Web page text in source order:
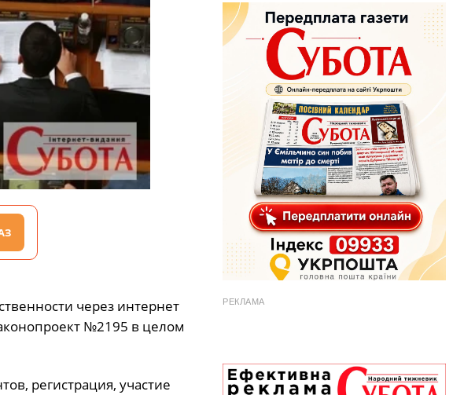
через интернет
№2195 в целом
регистрация, участие
РЕКЛАМА